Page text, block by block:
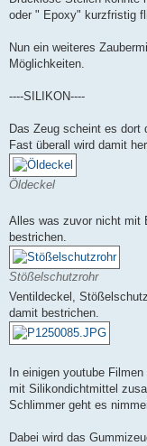
oder " Epoxy" kurzfristig
Nun ein weiteres
Möglichkeiten.
----SILIKON----
Das Zeug scheint es dort
Fast überall wird damit
Öldeckel
Alles was zuvor nicht mit
bestrichen.
Stößelschutzrohr
Ventildeckel,
damit bestrichen.
In einigen youtube
mit Silikondichtmittel
Schlimmer geht es
Dabei wird das